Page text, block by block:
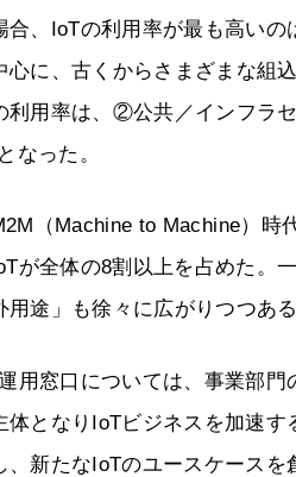
合、IoTの利用率が最も高い
心に、古くからさまざまな組
利用率は、②公共／インフラ
なった。
（Machine to Machine）時
が全体の8割以上を占めた。
途」も徐々に広がりつつある
用窓口については、事業部
体となりIoTビジネスを加速
新たなIoTのユースケースを